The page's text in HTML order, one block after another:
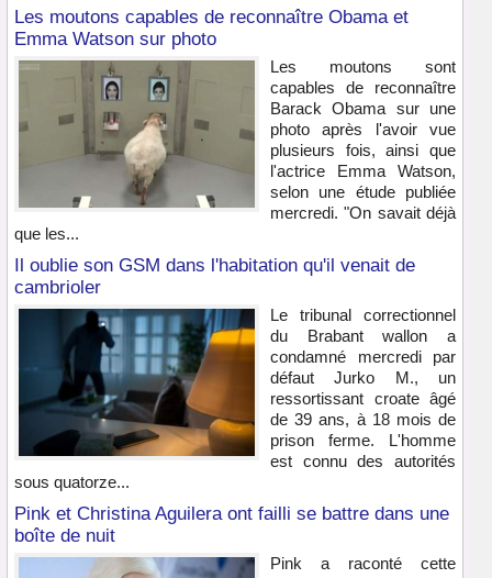
Les moutons capables de reconnaître Obama et
Emma Watson sur photo
Les moutons sont
capables de reconnaître
Barack Obama sur une
photo après l'avoir vue
plusieurs fois, ainsi que
l'actrice Emma Watson,
selon une étude publiée
mercredi. "On savait déjà
que les...
Il oublie son GSM dans l'habitation qu'il venait de
cambrioler
Le tribunal correctionnel
du Brabant wallon a
condamné mercredi par
défaut Jurko M., un
ressortissant croate âgé
de 39 ans, à 18 mois de
prison ferme. L'homme
est connu des autorités
sous quatorze...
Pink et Christina Aguilera ont failli se battre dans une
boîte de nuit
Pink a raconté cette